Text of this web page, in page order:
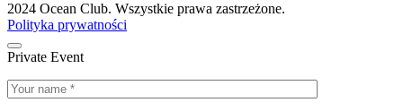
2024 Ocean Club. Wszystkie prawa zastrzeżone.
Polityka prywatności
Private Event